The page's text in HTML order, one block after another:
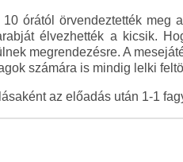
órától örvendeztették meg
élvezhették a kicsik.
megrendezésre. A
számára is mindig lelki
az előadás után 1-1